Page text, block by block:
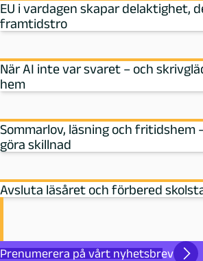
EU i vardagen skapar delaktighet,
framtidstro
När AI inte var svaret – och
hem
Sommarlov, läsning och fritidshem
göra skillnad
Avsluta läsåret och förbered
Prenumerera på vårt nyhetsbrev